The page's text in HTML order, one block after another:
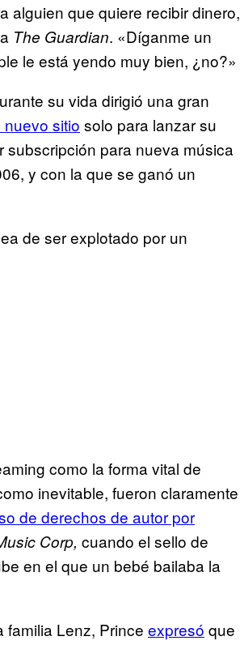
alguien que quiere recibir dinero,
The Guardian. «Díganme un
le está yendo muy bien, ¿no?»
su vida dirigió una gran
sitio solo para lanzar su
para nueva música
y con la que se ganó un
de ser explotado por un
como la forma vital de
inevitable, fueron claramente
de derechos de autor por
Corp, cuando el sello de
en el que un bebé bailaba la
familia Lenz, Prince expresó que